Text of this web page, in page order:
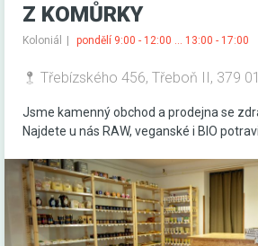
Z KOMŮRKY
Koloniál pondělí 9:00 - 12:00 ... 13:00 - 17:00
Třebízského 456, Třeboň II, 379
Jsme kamenný obchod a prodejna se
Najdete u nás RAW, veganské i BIO